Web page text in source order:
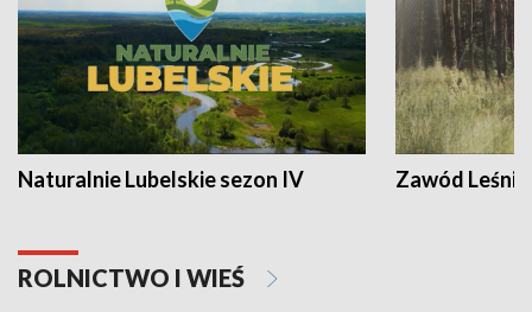
Naturalnie Lubelskie sezon IV Zawód Leśnik
ROLNICTWO I WIEŚ